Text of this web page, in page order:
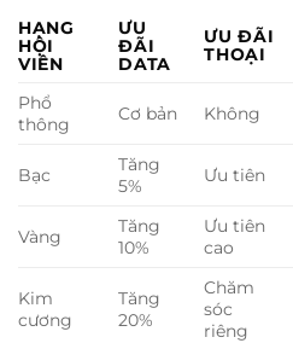
HẠNG
HỘI
VIÊN
ƯU
ĐÃI
DATA
ƯU ĐÃI
THOẠI
Phổ
thông
Cơ bản Không
Bạc
Tăng
5%
Ưu tiên
Vàng
Tăng
10%
Ưu tiên
cao
Kim
cương
Tăng
20%
Chăm
sóc
riêng